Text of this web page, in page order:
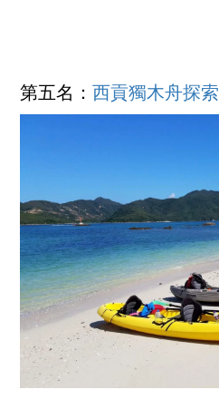
第五名：西貢獨木舟探索